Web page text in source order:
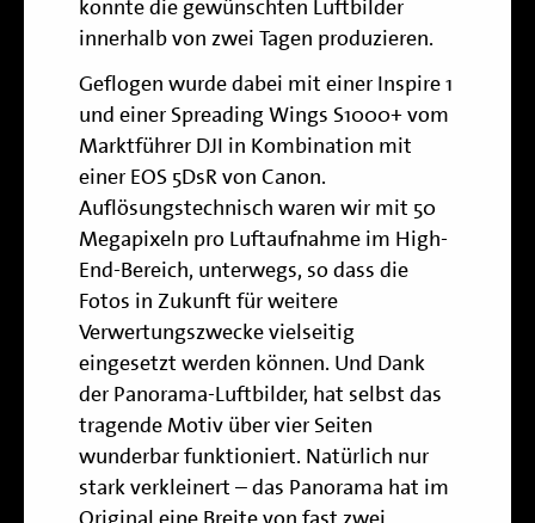
konnte die gewünschten Luftbilder
innerhalb von zwei Tagen produzieren.
Geflogen wurde dabei mit einer Inspire 1
und einer Spreading Wings S1000+ vom
Marktführer DJI in Kombination mit
einer EOS 5DsR von Canon.
Auflösungstechnisch waren wir mit 50
Megapixeln pro Luftaufnahme im High-
End-Bereich, unterwegs, so dass die
Fotos in Zukunft für weitere
Verwertungszwecke vielseitig
eingesetzt werden können. Und Dank
der Panorama-Luftbilder, hat selbst das
tragende Motiv über vier Seiten
wunderbar funktioniert. Natürlich nur
stark verkleinert – das Panorama hat im